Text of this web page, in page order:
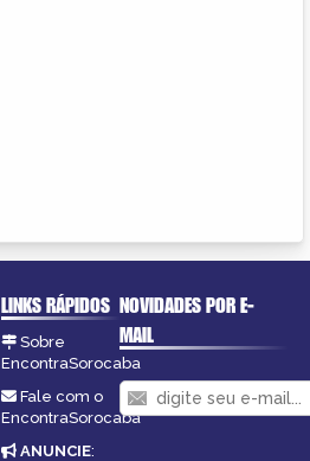
LINKS RÁPIDOS
Sobre
EncontraSorocaba
Fale com o
EncontraSorocaba
ANUNCIE:
NOVIDADES POR E-
MAIL